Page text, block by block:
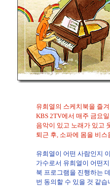
유희열의 스케치북을 즐
KBS 2TV에서 매주 금요
음악이 있고 노래가 있고
퇴근 후, 소파에 몸을 비
유희열이 어떤 사람인지
가수로서 유희열이 어떤
북 프로그램을 진행하는
번 동의할 수 있을 것 같